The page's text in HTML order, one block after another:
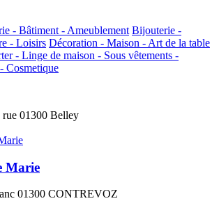
- Bâtiment - Ameublement Bijouterie -
- Loisirs Décoration - Maison - Art de la table
- Linge de maison - Sous vêtements -
Cosmetique
rue 01300 Belley
Marie
01300 CONTREVOZ